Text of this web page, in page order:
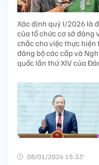
Xác định quý I/2026 là
của tổ chức cơ sở đảng
chắc cho việc thực
đảng bộ các cấp và
quốc lần thứ XIV của
08/01/2026 15:33’